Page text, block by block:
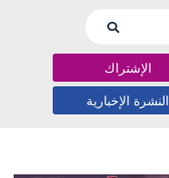
الإشتراك
النشرة الإخبارية